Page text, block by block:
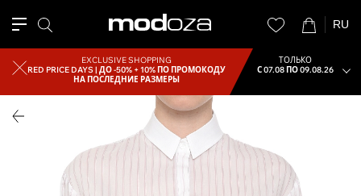
RU
EXCLUSIVE SHOPPING
RED PRICE DAYS |ДО -50% + 10% ПО ПРОМОКОДУ
НА ПОСЛЕДНИЕ РАЗМЕРЫ
ТОЛЬКО
С 07.08 ПО 09.08.26